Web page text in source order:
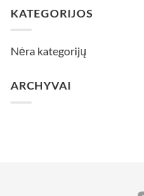
KATEGORIJOS
Nėra kategorijų
ARCHYVAI